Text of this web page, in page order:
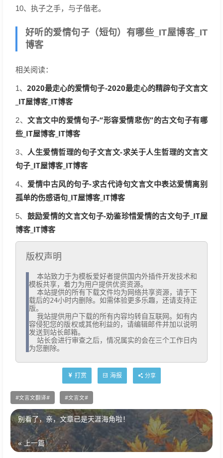
10、执子之手，与子偕老。
好听的爱情句子（短句）有哪些_IT屋博客_IT
博客
相关阅读：
1、2020最走心的爱情句子-2020最走心的精辟句子文言文
_IT屋博客_IT博客
2、文言文中的爱情句子-“形容爱情悲伤”的古文句子有哪
些_IT屋博客_IT博客
3、 人生爱情哲理的句子文言文-求关于人生哲理的文言文
句子_IT屋博客_IT博客
4、 爱情中古风的句子-求古代诗句文言文中表达爱情离别
孤单的伤感语句_IT屋博客_IT博客
5、 鼓励爱情的文言文句子-劝鉴珍惜爱情的古文句子_IT屋
博客_IT博客
版权声明
模板共享，着力为用户提供优资资源。
载后的24小时内删除。如需体验更多乐趣，还请支持正
版。
容侵犯您的版权或其他利益的，请编辑邮件并加以说明
发送到站长邮箱。
为您删除。
打赏 海报 分享
文言文翻译 文言文
别看了，亲，文章已是天涯海角啦！
« 上一篇